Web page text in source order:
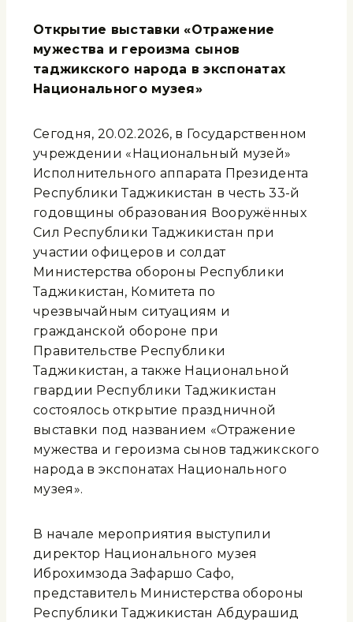
Открытие выставки «Отражение
мужества и героизма сынов
таджикского народа в экспонатах
Национального музея»
Сегодня, 20.02.2026, в Государственном
учреждении «Национальный музей»
Исполнительного аппарата Президента
Республики Таджикистан в честь 33-й
годовщины образования Вооружённых
Сил Республики Таджикистан при
участии офицеров и солдат
Министерства обороны Республики
Таджикистан, Комитета по
чрезвычайным ситуациям и
гражданской обороне при
Правительстве Республики
Таджикистан, а также Национальной
гвардии Республики Таджикистан
состоялось открытие праздничной
выставки под названием «Отражение
мужества и героизма сынов таджикского
народа в экспонатах Национального
музея».
В начале мероприятия выступили
директор Национального музея
Иброхимзода Зафаршо Сафо,
представитель Министерства обороны
Республики Таджикистан Абдурашид